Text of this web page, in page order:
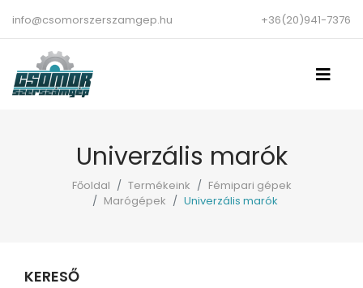
info@csomorszerszamgep.hu +36(20)941-7376
Univerzális marók
Főoldal Termékeink
Fémipari gépek
Marógépek
Univerzális marók
KERESŐ